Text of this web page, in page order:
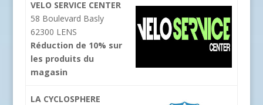
VELO SERVICE CENTER
58 Boulevard Basly
62300 LENS
Réduction de 10% sur
les produits du
magasin
LA CYCLOSPHERE